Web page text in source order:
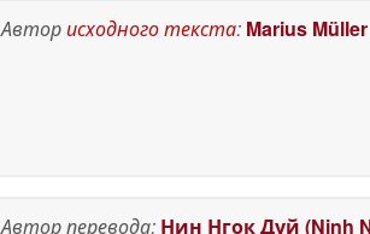
Авторисходного текста: Marius Müller
Автор перевода: Нин Нгок Дуй (Ninh